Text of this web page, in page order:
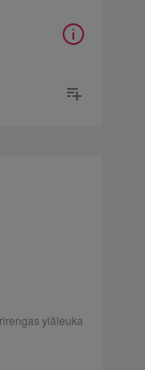
yläleuka